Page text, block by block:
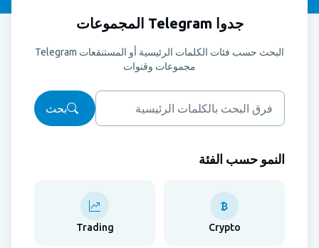
جدوا Telegram المجموعات
البحث حسب فئات الكلمات الرئيسية أو المستنقعات Telegram
مجموعات وقنوات
بحث
النمو حسب الفئة
Crypto
Trading